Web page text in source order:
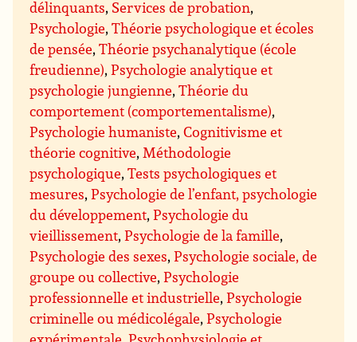
délinquants, Services de probation,
Psychologie,Théorie psychologique et écoles
de pensée,Théorie psychanalytique (école
freudienne),Psychologie analytique et
psychologie jungienne,Théorie du
comportement (comportementalisme),
Psychologie humaniste,Cognitivisme et
théorie cognitive,Méthodologie
psychologique,Tests psychologiques et
mesures,Psychologie de l’enfant, psychologie
du développement,Psychologie du
vieillissement,Psychologie de la famille,
Psychologie des sexes,Psychologie sociale, de
groupe ou collective,Psychologie
professionnelle et industrielle,Psychologie
criminelle ou médicolégale,Psychologie